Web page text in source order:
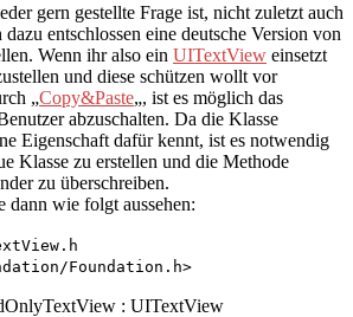
gern gestellte Frage ist, nicht zuletzt auch
entschlossen eine deutsche Version von
Wenn ihr also ein UITextView einsetzt
und diese schützen wollt vor
„Copy&Paste„, ist es möglich das
abzuschalten. Da die Klasse
Eigenschaft dafür kennt, ist es notwendig
Klasse zu erstellen und die Methode
zu überschreiben.
dann wie folgt aussehen:
Foundation.h>
: UITextView